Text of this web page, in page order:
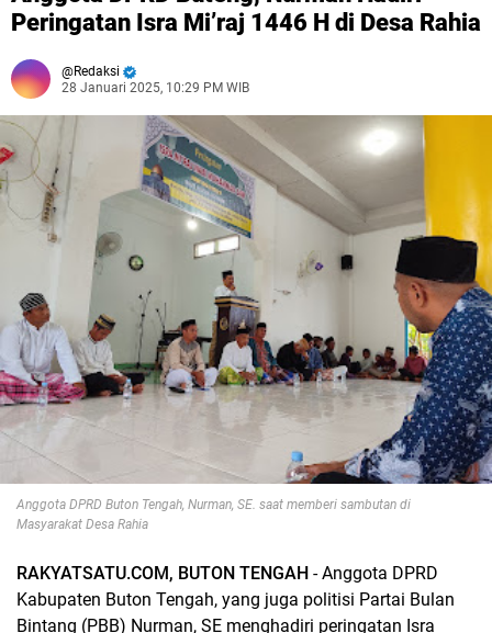
Peringatan Isra Mi’raj 1446 H di Desa Rahia
Redaksi
28 Januari 2025, 10:29 PM WIB
Anggota DPRD Buton Tengah, Nurman, SE. saat memberi sambutan di
Masyarakat Desa Rahia
RAKYATSATU.COM, BUTON TENGAH - Anggota DPRD
Kabupaten Buton Tengah, yang juga politisi Partai Bulan
Bintang (PBB) Nurman, SE menghadiri peringatan Isra